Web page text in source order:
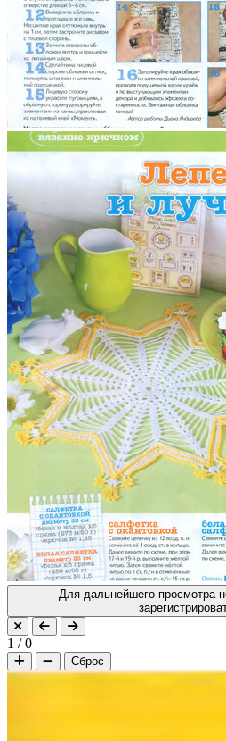
Для дальнейшего просмотра необходимо войти или
1 /0
Сброс